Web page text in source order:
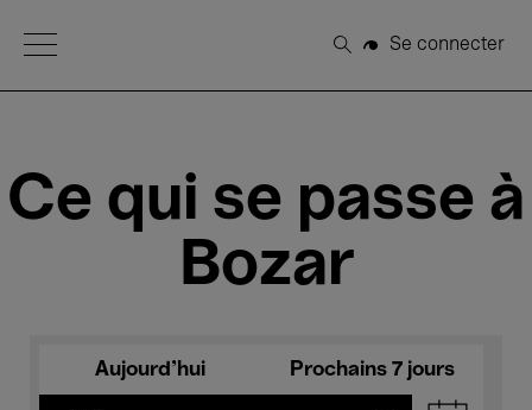
Open Menu
Rechercher
Se connecter
Ce qui se passe à
Bozar
Aujourd'hui Prochains 7 jours